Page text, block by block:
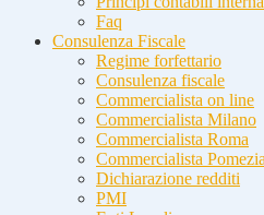
Faq
Consulenza Fiscale
Regime forfettario
Consulenza fiscale
Commercialista on line
Commercialista Milano
Commercialista Roma
Commercialista Pomezia
Dichiarazione redditi
PMI